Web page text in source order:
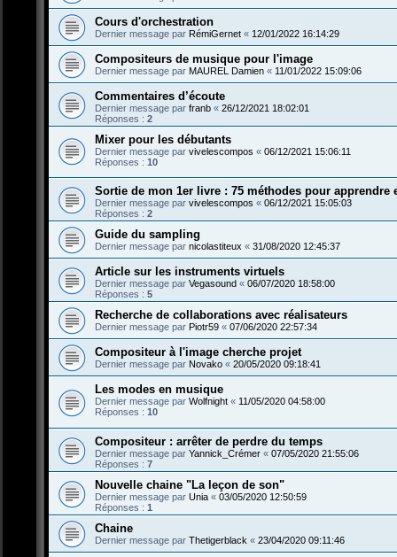
Cours d'orchestration
Dernier message par RémiGernet « 12/01/2022 16:14:29
Compositeurs de musique pour l'image
Dernier message par MAUREL Damien « 11/01/2022 15:09:06
Commentaires d’écoute
Dernier message par franb « 26/12/2021 18:02:01
Réponses : 2
Mixer pour les débutants
Dernier message par vivelescompos « 06/12/2021 15:06:11
Réponses : 10
Sortie de mon 1er livre : 75 méthodes pour apprendre
Dernier message par vivelescompos « 06/12/2021 15:05:03
Réponses : 2
Guide du sampling
Dernier message par nicolastiteux « 31/08/2020 12:45:37
Article sur les instruments virtuels
Dernier message par Vegasound « 06/07/2020 18:58:00
Réponses : 5
Recherche de collaborations avec réalisateurs
Dernier message par Piotr59 « 07/06/2020 22:57:34
Compositeur à l'image cherche projet
Dernier message par Novako « 20/05/2020 09:18:41
Les modes en musique
Dernier message par Wolfnight « 11/05/2020 04:58:00
Réponses : 10
Compositeur : arrêter de perdre du temps
Dernier message par Yannick_Crémer « 07/05/2020 21:55:06
Réponses : 7
Nouvelle chaine "La leçon de son"
Dernier message par Unia « 03/05/2020 12:50:59
Réponses : 1
Chaine
Dernier message par Thetigerblack « 23/04/2020 09:11:46